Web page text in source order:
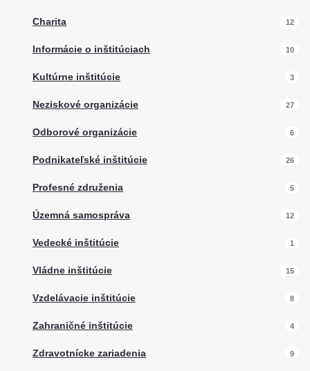
Charita 12
Informácie o inštitúciach 10
Kultúrne inštitúcie 3
Neziskové organizácie 27
Odborové organizácie 6
Podnikateľské inštitúcie 26
Profesné združenia 5
Územná samospráva 12
Vedecké inštitúcie 1
Vládne inštitúcie 15
Vzdelávacie inštitúcie 8
Zahraničné inštitúcie 4
Zdravotnícke zariadenia 9